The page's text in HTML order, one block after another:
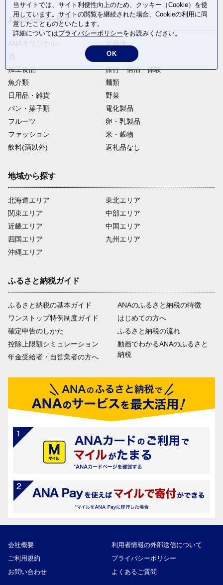
お礼の品から探す
定期便
肉類
加工食品
旅行・宿泊・体験
魚介類
麺類
日用品・雑貨
野菜
パン・菓子類
電化製品
フルーツ
卵・乳製品
ファッション
米・穀物
飲料(酒以外)
返礼品なし
地域から探す
北海道エリア
関東エリア
近畿エリア
四国エリア
沖縄エリア
東北エリア
中部エリア
中国エリア
九州エリア
ふるさと納税ガイド
ふるさと納税の基本ガイド
ワンストップ特例制度ガイド
確定申告のしかた
控除上限額シミュレーション
年金受給者・自営業者の方へ
ANAのふるさと納税の特徴
はじめての方へ
ふるさと納税の流れ
動画でわかるANAのふるさと
納税
会社概要
利用者情報の外部送信について
ご利用規約
プライバシーポリシー
お問い合わせ
よくあるご質問
当サイトでは、サイト利便性向上のため、クッキー（Cookie）を使
用しています。サイトの閲覧を継続された場合、Cookieの利用に同
意したことものといたします。
詳細についてはプライバシーポリシーをお読みください。
OK